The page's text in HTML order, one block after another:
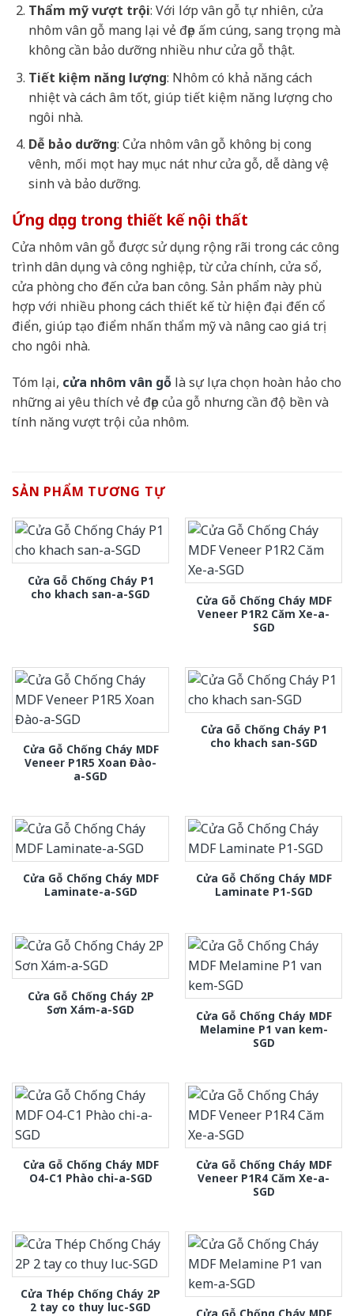
Thẩm mỹ vượt trội: Với lớp vân gỗ tự nhiên, cửa
nhôm vân gỗ mang lại vẻ đẹp ấm cúng, sang trọng mà
không cần bảo dưỡng nhiều như cửa gỗ thật.
Tiết kiệm năng lượng: Nhôm có khả năng cách
nhiệt và cách âm tốt, giúp tiết kiệm năng lượng cho
ngôi nhà.
Dễ bảo dưỡng: Cửa nhôm vân gỗ không bị cong
vênh, mối mọt hay mục nát như cửa gỗ, dễ dàng vệ
sinh và bảo dưỡng.
Ứng dụng trong thiết kế nội thất
Cửa nhôm vân gỗ được sử dụng rộng rãi trong các công
trình dân dụng và công nghiệp, từ cửa chính, cửa sổ,
cửa phòng cho đến cửa ban công. Sản phẩm này phù
hợp với nhiều phong cách thiết kế từ hiện đại đến cổ
điển, giúp tạo điểm nhấn thẩm mỹ và nâng cao giá trị
cho ngôi nhà.
Tóm lại, cửa nhôm vân gỗ là sự lựa chọn hoàn hảo cho
những ai yêu thích vẻ đẹp của gỗ nhưng cần độ bền và
tính năng vượt trội của nhôm.
SẢN PHẨM TƯƠNG TỰ
Cửa Gỗ Chống Cháy P1
cho khach san-a-SGD
Cửa Gỗ Chống Cháy MDF
Veneer P1R2 Căm Xe-a-
SGD
Cửa Gỗ Chống Cháy MDF
Veneer P1R5 Xoan Đào-
a-SGD
Cửa Gỗ Chống Cháy P1
cho khach san-SGD
Cửa Gỗ Chống Cháy MDF
Laminate-a-SGD
Cửa Gỗ Chống Cháy MDF
Laminate P1-SGD
Cửa Gỗ Chống Cháy 2P
Sơn Xám-a-SGD
Cửa Gỗ Chống Cháy MDF
Melamine P1 van kem-
SGD
Cửa Gỗ Chống Cháy MDF
O4-C1 Phào chi-a-SGD
Cửa Gỗ Chống Cháy MDF
Veneer P1R4 Căm Xe-a-
SGD
Cửa Thép Chống Cháy 2P
2 tay co thuy luc-SGD